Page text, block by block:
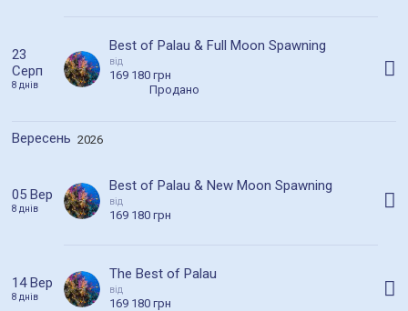
23
Серп
8 днів
Best of Palau & Full Moon Spawning
від
169 180 грн
Продано
Вересень 2026
05 Вер
8 днів
Best of Palau & New Moon Spawning
від
169 180 грн
14 Вер
8 днів
The Best of Palau
від
169 180 грн